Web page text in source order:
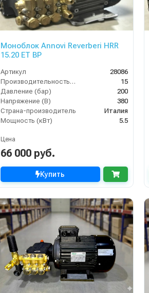
Моноблок Annovi Reverberi HRR
15.20 ET BP
Артикул
28086
Производительность (л/мин)
15
Давление (бар)
200
Напряжение (В)
380
Страна-производитель
Италия
Мощность (кВт)
5.5
Цена
66 000 руб.
Купить